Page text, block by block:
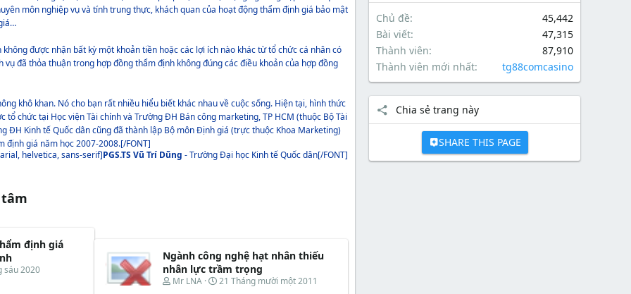
môn nghiệp vụ và tính trung thực, khách quan của hoạt động thẩm định giá bảo mật
được nhận bất kỳ một khoản tiền hoặc các lợi ích nào khác từ tổ chức cá nhân có
đã thỏa thuận trong hợp đồng thẩm định không đúng các điều khoản của hợp đồng
khô khan. Nó cho bạn rất nhiều hiểu biết khác nhau về cuộc sống. Hiện tại, hình thức
tổ chức tại Học viện Tài chính và Trường ĐH Bán công marketing, TP HCM (thuộc Bộ Tài
ĐH Kinh tế Quốc dân cũng đã thành lập Bộ môn Định giá (trực thuộc Khoa Marketing)
định giá năm học 2007-2008.[/FONT]
helvetica, sans-serif]PGS.TS Vũ Trí Dũng - Trường Đại học Kinh tế Quốc dân[/FONT]
định giá
sáu 2020
Ngành công nghệ hạt nhân thiếu
nhân lực trầm trọng
T
Mr LNA
N
21 Tháng mười một 2011
Chủ đề
45,442
Bài viết
47,315
Thành viên
87,910
Thành viên mới nhất
tg88comcasino
Chia sẻ trang này
SHARE THIS PAGE